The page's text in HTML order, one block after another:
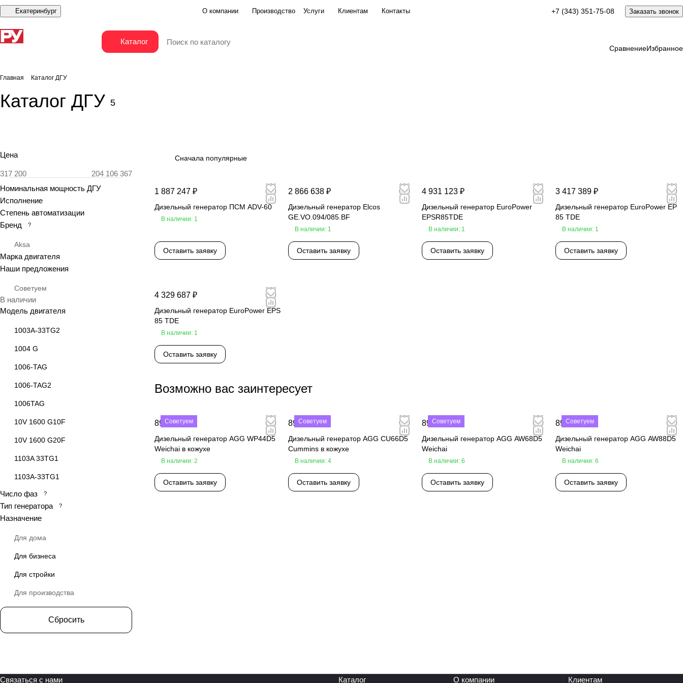
Екатеринбург О компании Производство Услуги Клиентам Контакты +7 (343) 351-75-08 Заказать звонок
Каталог
СравнениеИзбранное
Главная Каталог ДГУ
Каталог ДГУ 5
Сначала популярные
1 887 247 ₽
Дизельный генератор ПСМ ADV-60
В наличии: 1
Оставить заявку
2 866 638 ₽
Дизельный генератор Elcos
GE.VO.094/085.BF
В наличии: 1
Оставить заявку
4 931 123 ₽
Дизельный генератор EuroPower
EPSR85TDE
В наличии: 1
Оставить заявку
3 417 389 ₽
Дизельный генератор EuroPower EP
85 TDE
В наличии: 1
Оставить заявку
4 329 687 ₽
Дизельный генератор EuroPower EPS
85 TDE
В наличии: 1
Оставить заявку
Возможно вас заинтересует
Советуем
890 000 ₽
Дизельный генератор AGG WP44D5
Weichai в кожухе
В наличии: 2
Оставить заявку
Советуем
890 000 ₽
Дизельный генератор AGG CU66D5
Cummins в кожухе
В наличии: 4
Оставить заявку
Советуем
890 000 ₽
Дизельный генератор AGG AW68D5
Weichai
В наличии: 6
Оставить заявку
Советуем
890 000 ₽
Дизельный генератор AGG AW88D5
Weichai
В наличии: 6
Оставить заявку
Цена
Номинальная мощность ДГУ
Исполнение
Степень автоматизации
Бренд
?
Aksa
Марка двигателя
Наши предложения
Советуем
В наличии
Модель двигателя
1003А-33TG2
1004 G
1006-TAG
1006-TAG2
1006TAG
10V 1600 G10F
10V 1600 G20F
1103A 33TG1
1103A-33TG1
1103A-33TG2
1104A-44TG2
1104C-44TAG
Число фаз ?
Тип генератора ?
Назначение
Для дома
Для бизнеса
Для стройки
Для производства
Сбросить
Связаться с нами Каталог О компании Клиентам